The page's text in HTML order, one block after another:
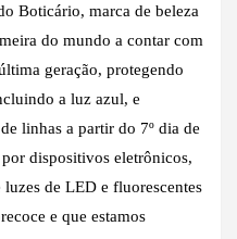
Boticário, marca de beleza
do mundo a contar com
geração, protegendo
a luz azul, e
linhas a partir do 7º dia de
dispositivos eletrônicos,
de LED e fluorescentes
e que estamos